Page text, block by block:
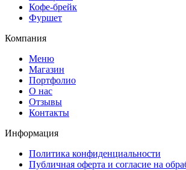
Кофе-брейк
Фуршет
Компания
Меню
Магазин
Портфолио
О нас
Отзывы
Контакты
Информация
Политика конфиденциальности
Публичная оферта и согласие на